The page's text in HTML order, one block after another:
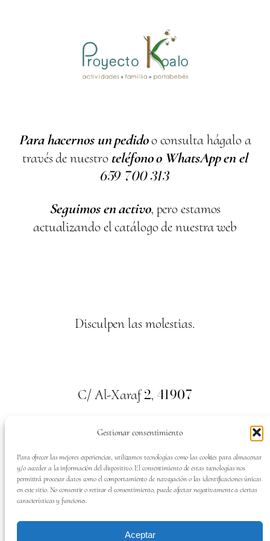
Gestionar consentimiento
Para ofrecer las mejores experiencias, utilizamos tecnologías como las cookies para almacenar
y/o acceder a la información del dispositivo. El consentimiento de estas tecnologías nos
permitirá procesar datos como el comportamiento de navegación o las identificaciones únicas
en este sitio. No consentir o retirar el consentimiento, puede afectar negativamente a ciertas
características y funciones.
Aceptar
Para hacernos un pedidoo consulta hágalo a
través de nuestro teléfono o WhatsApp en el
659 700313
Seguimos en activo, pero estamos
actualizando el catálogo de nuestra web
Disculpen las molestias.
C/ Al-Xaraf2, 41907
Valencina de la Concepción. Sevilla
Tel:659700313
SÍGUENOS EN: